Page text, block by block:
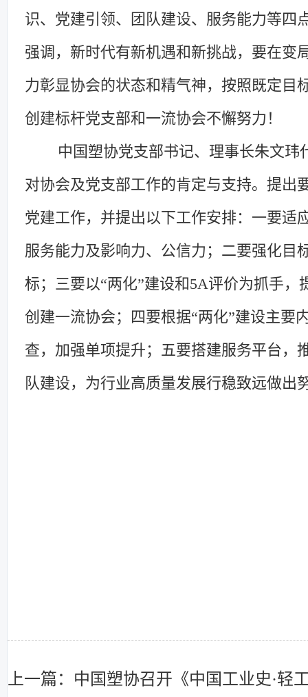
识、 党建引领、 团队建设、 服务能力等四
强调， 新时代有新机遇和新挑战，要在变
力彰显协会的状态和精气神，按照既定目
创建标杆党支部和一流协会不懈努力 ！
中国塑协党支部书记、 理事长朱文玮
对协会及党支部工作的肯定与支持。 提出
党建工作，并提出以下工作安排：一要适
服务能力及影响力、公信力；二要强化目
标；三要以“两化”建设和5A评价为抓手，
创建一流协会；四要根据“两化”建设主要
查，加强单项提升 ； 五要搭建服务平台，
队建设，为行业高质量发展行稳致远做出
上一篇：中国塑协召开《中国工业史·轻